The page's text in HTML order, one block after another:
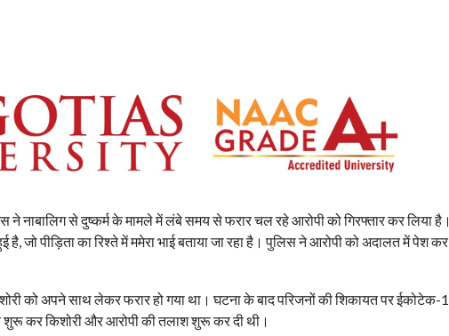
से दुष्कर्म के मामले में लंबे समय से फरार चल रहे आरोपी को गिरफ्तार कर लिया है।
जो पीड़िता का रिश्ते में ममेरा भाई बताया जा रहा है। पुलिस ने आरोपी को अदालत में पेश कर
को अपने साथ लेकर फरार हो गया था। घटना के बाद परिजनों की शिकायत पर ईकोटेक-1
शुरू कर किशोरी और आरोपी की तलाश शुरू कर दी थी।